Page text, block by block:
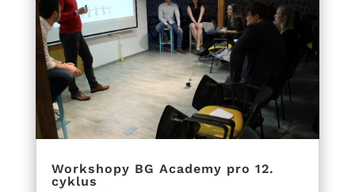
Workshopy BG Academy pro 12.
cyklus